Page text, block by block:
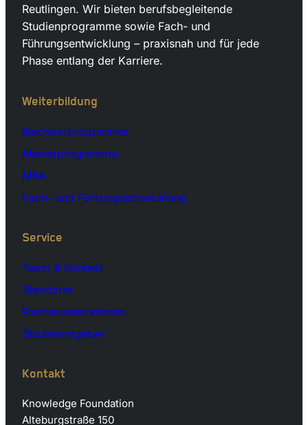
Reutlingen. Wir bieten berufsbegleitende
Studienprogramme sowie Fach- und
Führungsentwicklung – praxisnah und für jede
Phase entlang der Karriere.
Weiterbildung
Bachelorprogramme
Masterprogramme
MBA
Fach- und Führungsentwicklung
Service
Team & Kontakt
Standorte
Partnerunternehmen
Studienratgeber
Kontakt
Knowledge Foundation
Alteburgstraße 150